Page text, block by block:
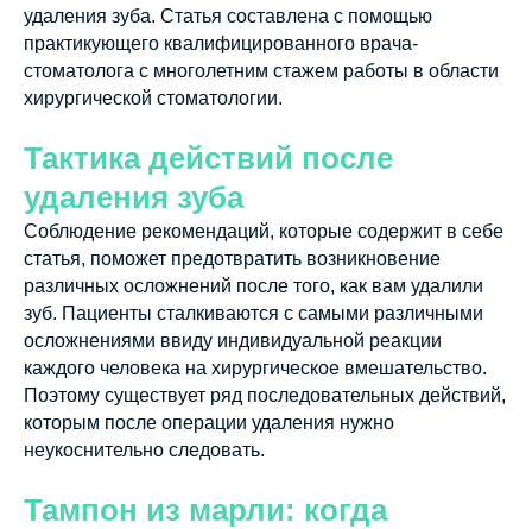
удаления зуба. Статья составлена с помощью
практикующего квалифицированного врача-
стоматолога с многолетним стажем работы в области
хирургической стоматологии.
Тактика действий после
удаления зуба
Соблюдение рекомендаций, которые содержит в себе
статья, поможет предотвратить возникновение
различных осложнений после того, как вам удалили
зуб. Пациенты сталкиваются с самыми различными
осложнениями ввиду индивидуальной реакции
каждого человека на хирургическое вмешательство.
Поэтому существует ряд последовательных действий,
которым после операции удаления нужно
неукоснительно следовать.
Тампон из марли: когда